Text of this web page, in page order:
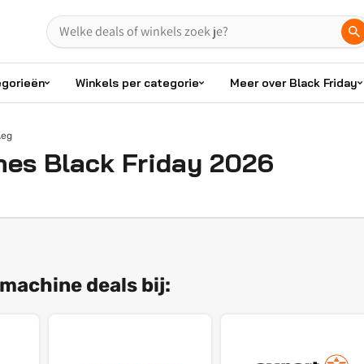
Winkels per categorie Meer over Black Friday
Black Friday 2026
deals bij: